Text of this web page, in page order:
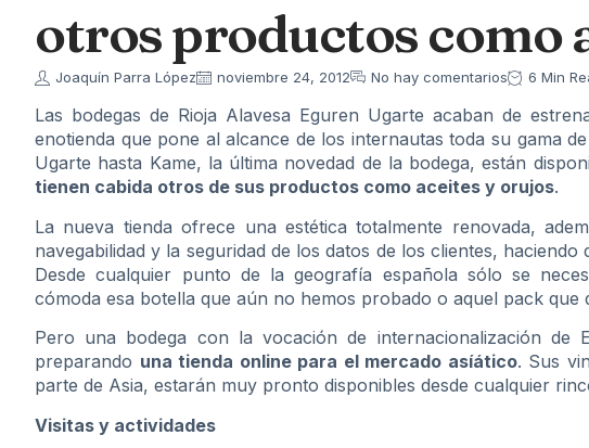
otros productos como
Joaquín Parra López noviembre 24, 2012 No hay comentarios 6 Min
Las bodegas de Rioja Alavesa Eguren Ugarte acaban de
enotienda que pone al alcance de los internautas toda su gama
Ugarte hasta Kame, la última novedad de la bodega, están
tienen cabida otros de sus productos como aceites y orujos.
La nueva tienda ofrece una estética totalmente renovada,
navegabilidad y la seguridad de los datos de los clientes,
Desde cualquier punto de la geografía española sólo se
cómoda esa botella que aún no hemos probado o aquel pack que
Pero una bodega con la vocación de internacionalización
preparando una tienda online para el mercado asíático. Sus
parte de Asia, estarán muy pronto disponibles desde cualquier
Visitas y actividades